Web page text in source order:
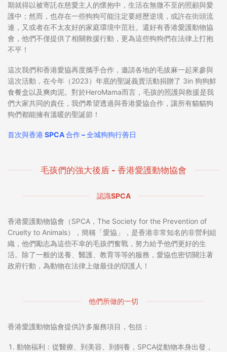
期就得以被寄託在慈愛主人的懷抱中，生活在無微不至的照顧與愛
護中；然而，也存在一些狗狗可能注定要經歷逆境，或許在街頭流
連，又或者在不太友好的家庭環境中茁壯。還好有香港愛護動物協
會，他們不僅提供了相關救援行動，更為這些狗狗們在法律上打抱
不平！
這次我們和香港愛協再度攜手合作，邀請各地的毛拔麻一起來參與
這次活動，在今年（2023）年底的聖誕義賣活動捐贈了 3in 狗狗鮮
食餐盒以及爽肉泥。對於HeroMama而言，毛孩的照護與救援是我
們大家共同的責任，我們希望透過與香港愛協合作，讓所有貓貓狗
狗們都能擁有溫暖的聖誕節！
首次與香港 SPCA 合作 – 全城狗狗行善日
毛孩們的強大後盾 - 香港愛護動物協會
認識SPCA
香港愛護動物協會（SPCA，The Society for the Prevention of
Cruelty to Animals），簡稱「愛協」，是香港非常知名的非營利組
織，他們勵志為這些不幸的毛孩們奮戰，努力給予他們更好的生
活。除了一般的送養、醫護、教育等等的服務，愛協也密切關注著
政府行動，為動物在法律上做最佳的辯護人！
他們所做的一切
香港愛護動物協會提供許多服務項目，包括：
動物福利：從醫療、到美容、到飼養，SPCA從動物本身出發，